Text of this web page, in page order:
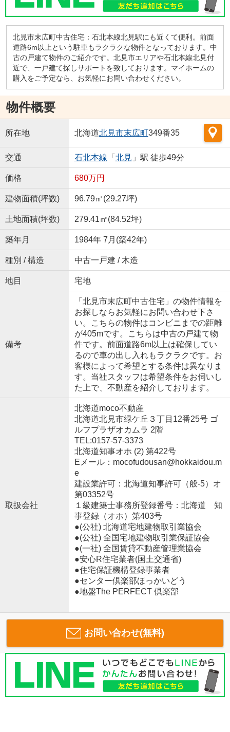
北見市末広町中古住宅：石北本線北見駅にも近くて便利。前面
道路6m以上という駐車もラクラクな物件となっております。中
古の戸建て物件のご紹介です。北見市エリアや石北本線北見付
近で、一戸建て探しサポートを致しております。マイホームの
購入をご予定なら、お気軽にお問い合わせください。
物件概要
所在地 北海道北見市末広町349番35
交通 石北本線 「 北見 」駅 徒歩49分
価格 680万円
建物面積(坪数) 96.79㎡(29.27坪)
土地面積(坪数) 279.41㎡(84.52坪)
築年月 1984年 7月(築42年)
種別 / 構造 中古一戸建 / 木造
地目 宅地
備考
「北見市末広町中古住宅」の物件情報を
お探しならお気軽にお問い合わせ下さ
い。こちらの物件はコンビニまでの距離
が405mです。こちらは中古の戸建て物
件です。前面道路6m以上は確保してい
るので車の出し入れもラクラクです。お
客様によって希望とする条件は異なりま
す。当社スタッフは希望条件をお伺いし
た上で、不動産を紹介しております。
取扱会社
北海道moco不動産
北海道北見市緑ケ丘３丁目12番25号 ゴ
ルフプラザオカムラ 2階
TEL:0157-57-3373
北海道知事オホ (2) 第422号
Eメール：mocofudousan@hokkaidou.m
e
建設業許可：北海道知事許可（般-5）オ
第03352号
１級建築士事務所登録番号：北海道 知
事登録（オホ）第403号
●(公社) 北海道宅地建物取引業協会
●(公社) 全国宅地建物取引業保証協会
●(一社) 全国賃貸不動産管理業協会
●安心R住宅業者(国土交通省)
●住宅保証機構登録事業者
●センター倶楽部ほっかいどう
●地盤The PERFECT 倶楽部
お問い合わせ(無料)